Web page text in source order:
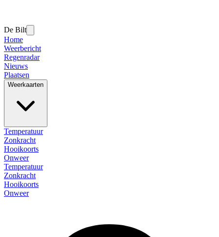
De Bilt
Home
Weerbericht
Regenradar
Nieuws
Plaatsen
Weerkaarten
Temperatuur
Zonkracht
Hooikoorts
Onweer
Temperatuur
Zonkracht
Hooikoorts
Onweer